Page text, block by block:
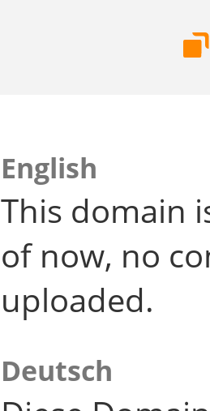
English
This domain
of now, no
uploaded.
Deutsch